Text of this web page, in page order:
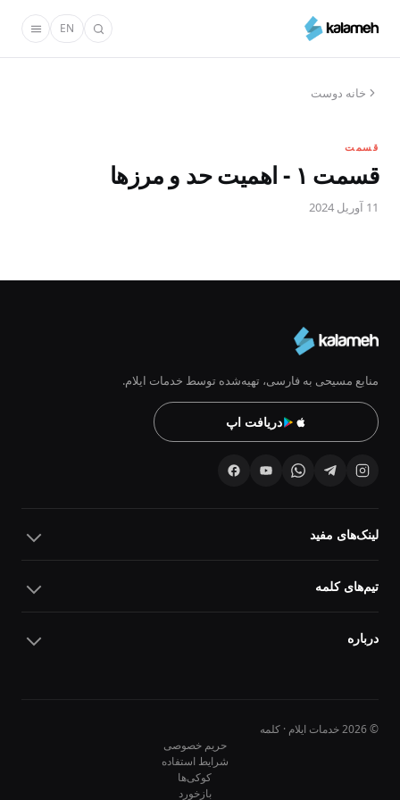
محتوای
EN
خانه دوست
قسمت
قسمت ۱ - اهمیت حد و مرزها
11 آوریل 2024
منابع مسیحی به فارسی، تهیه‌شده توسط خدمات ایلام.
دریافت اپ
لینک‌های مفید
تیم‌های کلمه
درباره
© 2026 خدمات ایلام · کلمه
حریم خصوصی
شرایط استفاده
کوکی‌ها
بازخورد
10